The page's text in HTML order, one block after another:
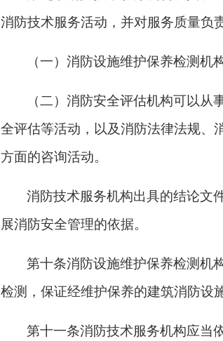
消防技术服务活动，并对服务质量负
（一）消防设施维护保养检测机
（二）消防安全评估机构可以
全评估等活动，以及消防法律法规、
方面的咨询活动。
消防技术服务机构出具的结论文
展消防安全管理的依据。
第十条消防设施维护保养检测机
检测，保证经维护保养的建筑消防设
第十一条消防技术服务机构应当